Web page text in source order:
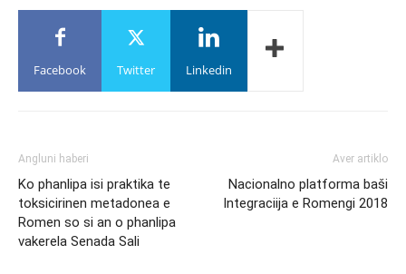
Facebook Twitter Linkedin
Angluni haberi
Ko phanlipa isi praktika te
toksicirinen metadonea e
Romen so si an o phanlipa
vakerela Senada Sali
Aver artiklo
Nacionalno platforma baši
Integraciija e Romengi 2018